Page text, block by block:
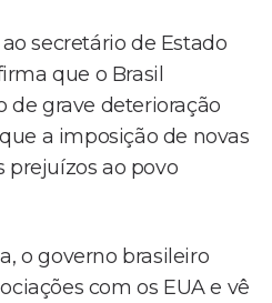
secretário de Estado
que o Brasil
de grave deterioração
a imposição de novas
prejuízos ao povo
o governo brasileiro
com os EUA e vê